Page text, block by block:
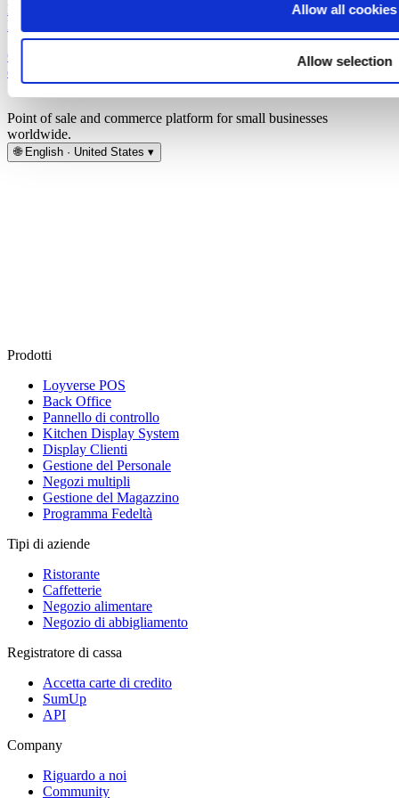
Allow all cookies
Allow selection
Loyverse
Back Office
Gestione
del personale
Point of sale and commerce platform for small businesses
worldwide.
🌐 English · United States ▾
Prodotti
Loyverse POS
Back Office
Pannello di controllo
Kitchen Display System
Display Clienti
Gestione del Personale
Negozi multipli
Gestione del Magazzino
Programma Fedeltà
Tipi di aziende
Ristorante
Caffetterie
Negozio alimentare
Negozio di abbigliamento
Registratore di cassa
Accetta carte di credito
SumUp
API
Company
Riguardo a noi
Community